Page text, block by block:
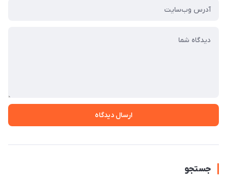
ارسال دیدگاه
جستجو